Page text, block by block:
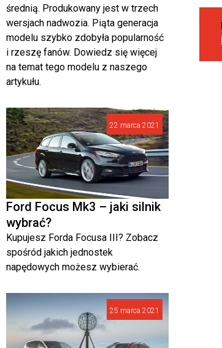
średnią. Produkowany jest w trzech
wersjach nadwozia. Piąta generacja
modelu szybko zdobyła popularność
i rzeszę fanów. Dowiedz się więcej
na temat tego modelu z naszego
artykułu.
22 marca 2021
Ford Focus Mk3 – jaki silnik
wybrać?
Kupujesz Forda Focusa III? Zobacz
spośród jakich jednostek
napędowych możesz wybierać.
25 marca 2021